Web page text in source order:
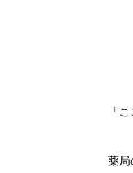
「
薬局